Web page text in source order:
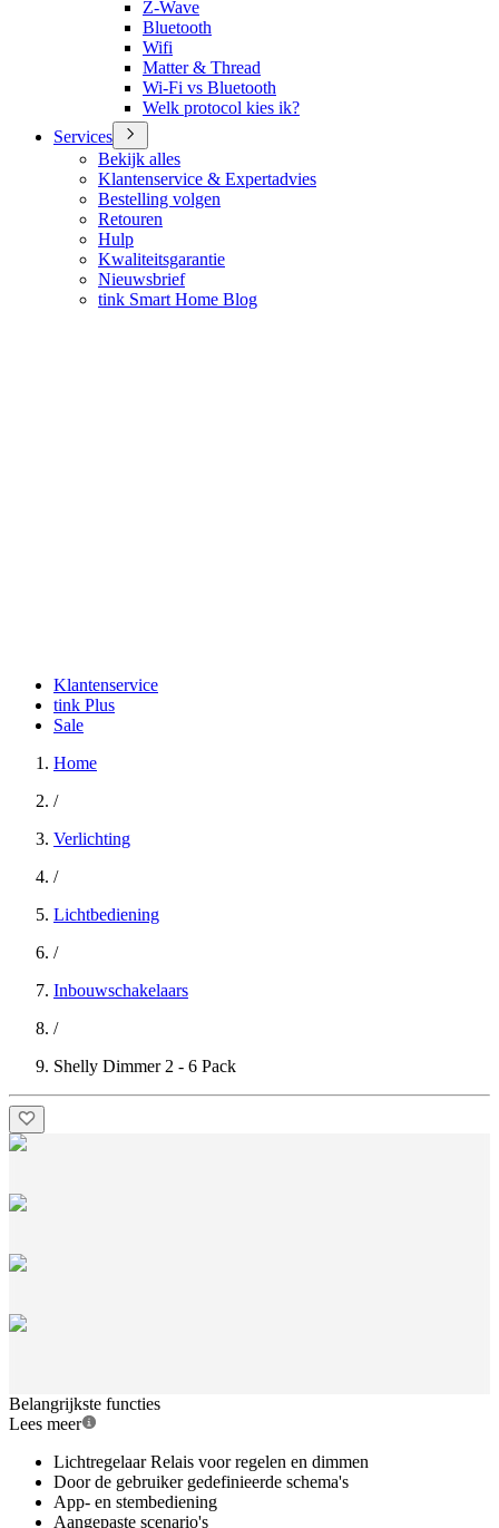
Z-Wave
Bluetooth
Wifi
Matter & Thread
Wi-Fi vs Bluetooth
Welk protocol kies ik?
Services
Bekijk alles
Klantenservice & Expertadvies
Bestelling volgen
Retouren
Hulp
Kwaliteitsgarantie
Nieuwsbrief
tink Smart Home Blog
Klantenservice
tink Plus
Sale
Home
/
Verlichting
/
Lichtbediening
/
Inbouwschakelaars
/
Shelly Dimmer 2 - 6 Pack
Belangrijkste functies
Lees meer
Lichtregelaar Relais voor regelen en dimmen
Door de gebruiker gedefinieerde schema's
App- en stembediening
Aangepaste scenario's